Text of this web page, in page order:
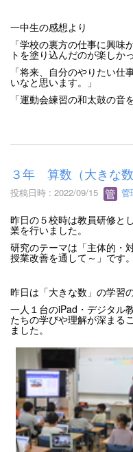
一中生の感想より
「学校の裏方の仕事に興
トを塗り込んだのが楽しか
「将来、自分のやりたい
いなと思います。」
「運動会練習の和太鼓の音
３年 算数（大きな
投稿日時 : 2022/09/15 管
昨日の５校時は教員研修と
業を行いました。
研究のテーマは「主体的
授業改善を通して～」です。
昨日は「大きな数」の学習
一人１台のiPad・デジタル
たちの学びや理解が深まる
ました。